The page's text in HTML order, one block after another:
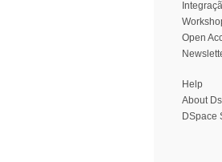
Open
Help
About
DSpace